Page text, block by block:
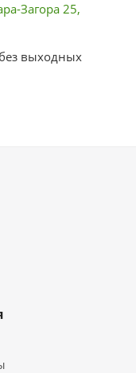
Загора 25,
выходных